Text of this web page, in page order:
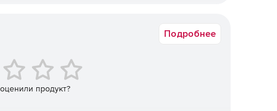
не только с сотрудниками, но также с
открытые стандарты, включая H.264 SVC, чтобы
в процессе общения с помощью видео.
Подробнее
продукт?